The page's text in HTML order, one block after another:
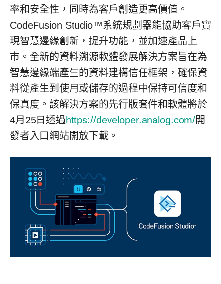
率和安全性，同時為客戶創造更高價值。
CodeFusion Studio™系統規劃器能協助客戶實
現智慧邊緣創新，提升功能，並加速產品上
市。全新的資料溯源軟體發展解決方案旨在為
智慧邊緣端產生的資料建構信任框架，確保資
料從產生到使用或儲存的過程中保持可信度和
保真度。該解決方案的先行版套件和軟體將於
4月25日透過https://developer.analog.com/開
發者入口網站開放下載。